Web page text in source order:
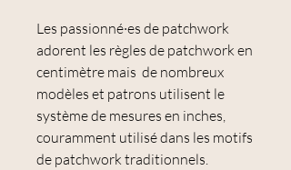
Les passionné·es de patchwork
adorent les règles de patchwork en
centimètre mais de nombreux
modèles et patrons utilisent le
système de mesures en inches,
couramment utilisé dans les motifs
de patchwork traditionnels.